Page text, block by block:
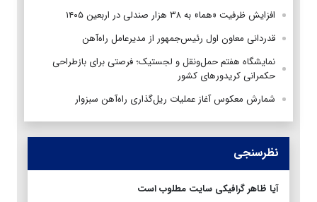
افزایش ظرفیت «هما» به ۳۸ هزار صندلی در اربعین ۱۴۰۵
قدردانی معاون اول رئیس‌جمهور از مدیرعامل راه‌آهن
نمایشگاه هفتم حمل‌ونقل و لجستیک؛ فرصتی برای بازطراحی
حکمرانی کریدورهای کشور
شمارش معکوس آغاز عملیات ریل‌گذاری راه‌آهن سبزوار
نظرسنجی
آیا ظاهر گرافیکی سایت مطلوب است